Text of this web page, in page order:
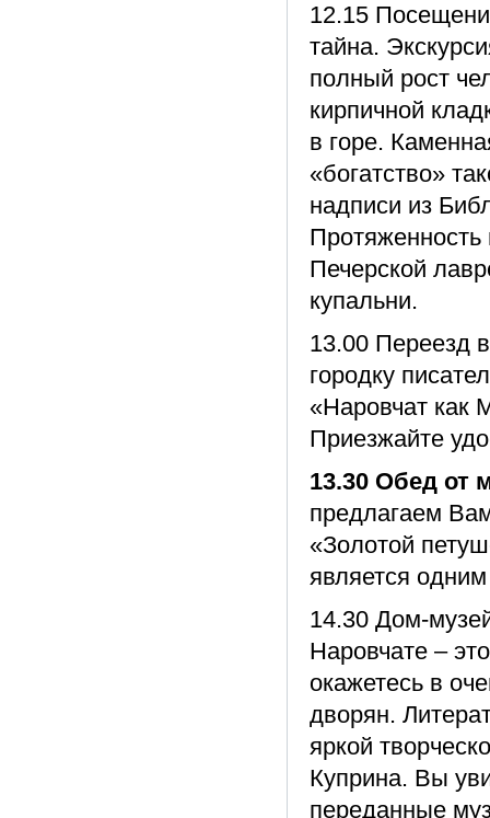
12.15
тайна.
полный рост
кирпичной
в горе.
«богатство»
надписи из
Печерской
купальни.
13.00 Переезд
городку
«Наровчат как
Приезжайте
13.30 Обед от
предлагаем
«Золотой
является
14.30 Дом-
Наровчате –
окажетесь в
дворян.
яркой
Куприна. Вы
переданные